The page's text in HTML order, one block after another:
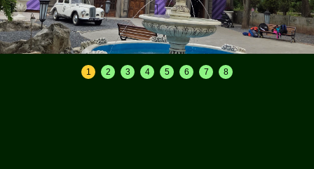
1 2 3 4 5 6 7 8